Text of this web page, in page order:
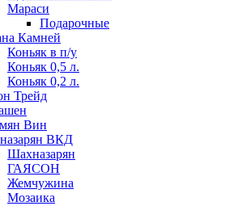
Мараси
Подарочные
Камней
Коньяк в п/у
Коньяк 0,5 л.
Коньяк 0,2 л.
Трейд
Вин
ВКД
Шахназарян
ГАЯСОН
Жемчужина
Мозаика